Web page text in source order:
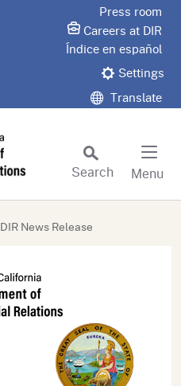
Press room
Careers at DIR
Índice en español
Settings
Translate
Search
Menu
DIR News Release